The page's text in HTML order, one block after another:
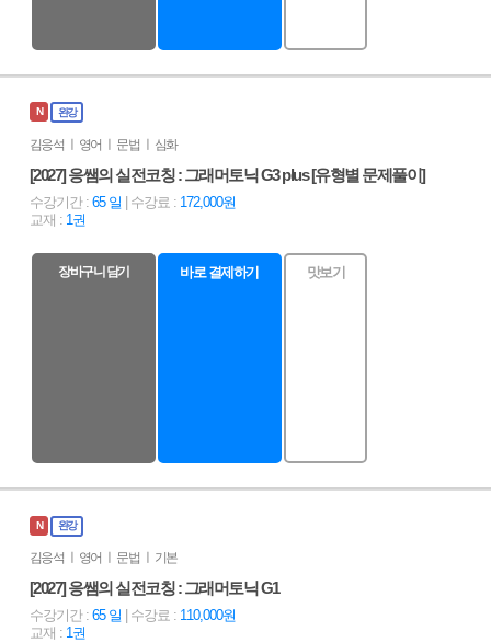
N 완강
김응석 ㅣ 영어 ㅣ 문법 ㅣ 심화
[2027] 응쌤의 실전코칭 : 그래머토닉 G3 plus [유형별 문제풀이]
수강기간 : 65 일 | 수강료 : 172,000원
교재 : 1권
장바구니 담기 바로 결제하기 맛보기
N 완강
김응석 ㅣ 영어 ㅣ 문법 ㅣ 기본
[2027] 응쌤의 실전코칭 : 그래머토닉 G1
수강기간 : 65 일 | 수강료 : 110,000원
교재 : 1권